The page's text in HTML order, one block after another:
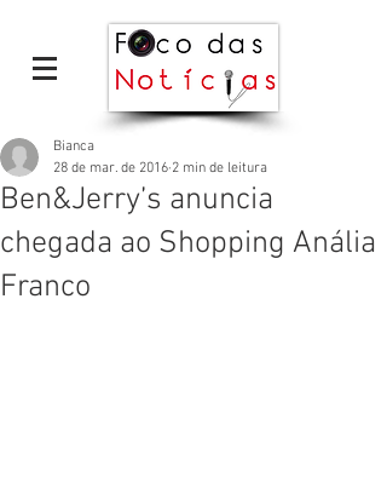
Ben&Jerry’s anuncia
chegada ao Shopping Anália
Franco
Bianca
28 de mar. de 2016 2 min de leitura